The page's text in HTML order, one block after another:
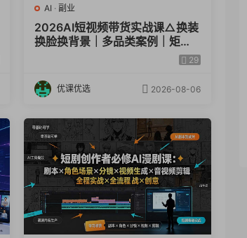
AI · 副业
2026AI短视频带货实战课△换装
换脸换背景｜多品类案例｜矩阵
29
优课优选 2026-08-06